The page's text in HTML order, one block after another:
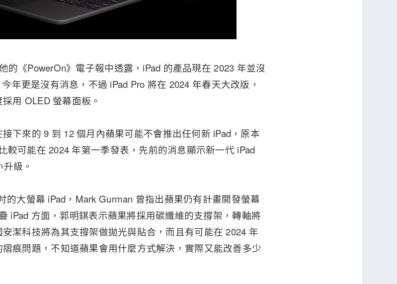
的《PowerOn》電子報中透露，iPad 的產品現在 2023 年並沒
年更是沒有消息，不過 iPad Pro 將在 2024 年春天大改版，
用 OLED 螢幕面板。
下來的 9 到 12 個月內蘋果可能不會推出任何新 iPad，原本
較可能在 2024 年第一季發表，先前的消息顯示新一代 iPad
級。
的大螢幕 iPad，Mark Gurman 曾指出蘋果仍有計畫開發螢幕
iPad 方面，郭明錤表示蘋果將採用碳纖維的支撐架，轉軸將
潔科技將為其支撐架做拋光與貼合，而且有可能在 2024 年
痕問題，不知道蘋果會用什麼方式解決，實際又能改善多少